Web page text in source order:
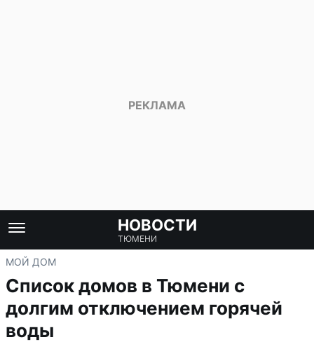
НОВОСТИ
ТЮМЕНИ
МОЙ ДОМ
Список домов в Тюмени с
долгим отключением горячей
воды